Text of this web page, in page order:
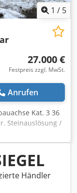
1 / 5
27.000 €
Festpreis zzgl. MwSt.
Anrufen
Kat. 3 36
Steinauslösung /
Heck LED
Volldrehpflug -
Händler